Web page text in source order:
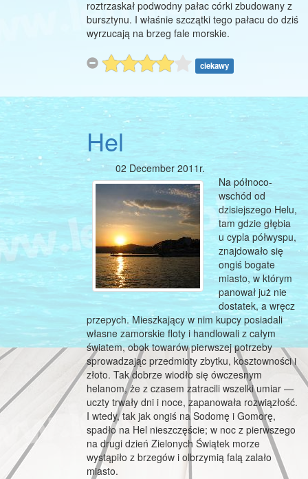
roztrzaskał podwodny pałac córki zbudowany z
bursztynu. I właśnie szczątki tego pałacu do dziś
wyrzucają na brzeg fale morskie.
ciekawy
Hel
02 December 2011r.
Na północo-
wschód od
dzisiejszego Helu,
tam gdzie głębia
u cypla półwyspu,
znajdowało się
ongiś bogate
miasto, w którym
panował już nie
dostatek, a wręcz
przepych. Mieszkający w nim kupcy posiadali
własne zamorskie floty i handlowali z całym
światem, obok towarów pierwszej potrzeby
sprowadzając przedmioty zbytku, kosztowności i
złoto. Tak dobrze wiodło się ówczesnym
helanom, że z czasem zatracili wszelki umiar —
uczty trwały dni i noce, zapanowała rozwiązłość.
I wtedy, tak jak ongiś na Sodomę i Gomorę,
spadło na Hel nieszczęście; w noc z pierwszego
na drugi dzień Zielonych Świątek morze
wystąpiło z brzegów i olbrzymią falą zalało
miasto.